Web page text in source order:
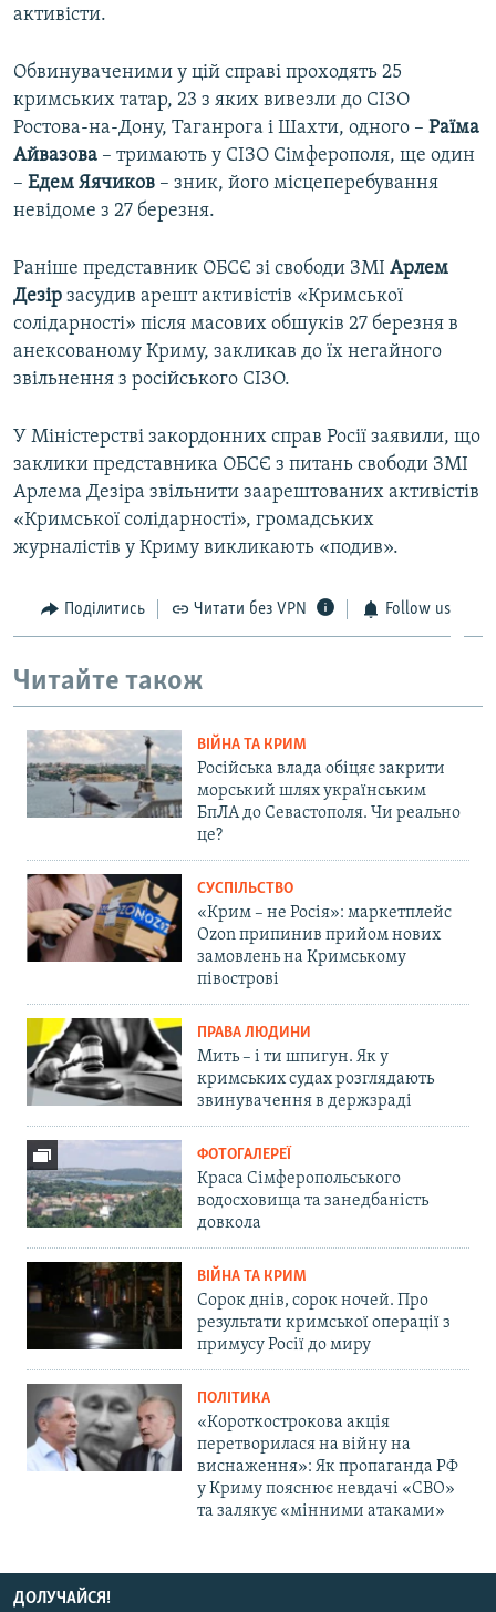
активісти.
Обвинуваченими у цій справі проходять 25
кримських татар, 23 з яких вивезли до СІЗО
Ростова-на-Дону, Таганрога і Шахти, одного – Раїма
Айвазова – тримають у СІЗО Сімферополя, ще один
– Едем Яячиков – зник, його місцеперебування
невідоме з 27 березня.
Раніше представник ОБСЄ зі свободи ЗМІ Арлем
Дезір засудив арешт активістів «Кримської
солідарності» після масових обшуків 27 березня в
анексованому Криму, закликав до їх негайного
звільнення з російського СІЗО.
У Міністерстві закордонних справ Росії заявили, що
заклики представника ОБСЄ з питань свободи ЗМІ
Арлема Дезіра звільнити заарештованих активістів
«Кримської солідарності», громадських
журналістів у Криму викликають «подив».
Поділитись Читати без VPN Follow us
Читайте також
ВІЙНА ТА КРИМ
Російська влада обіцяє закрити
морський шлях українським
БпЛА до Севастополя. Чи реально
це?
СУСПІЛЬСТВО
«Крим – не Росія»: маркетплейс
Ozon припинив прийом нових
замовлень на Кримському
півострові
ПРАВА ЛЮДИНИ
Мить – і ти шпигун. Як у
кримських судах розглядають
звинувачення в держзраді
ФОТОГАЛЕРЕЇ
Краса Сімферопольського
водосховища та занедбаність
довкола
ВІЙНА ТА КРИМ
Сорок днів, сорок ночей. Про
результати кримської операції з
примусу Росії до миру
ПОЛІТИКА
«Короткострокова акція
перетворилася на війну на
виснаження»: Як пропаганда РФ
у Криму пояснює невдачі «СВО»
та залякує «мінними атаками»
ДОЛУЧАЙСЯ!